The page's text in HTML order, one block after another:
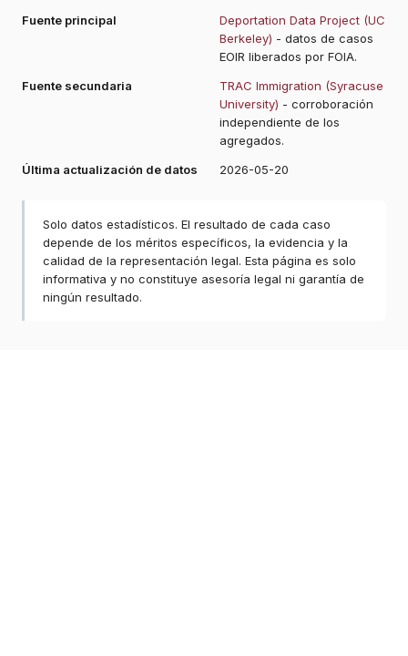
Fuente principal
Deportation Data Project (UC
Berkeley) - datos de casos
EOIR liberados por FOIA.
Fuente secundaria
TRAC Immigration (Syracuse
University) - corroboración
independiente de los
agregados.
Última actualización de datos
2026-05-20
Solo datos estadísticos. El resultado de cada caso
depende de los méritos específicos, la evidencia y la
calidad de la representación legal. Esta página es solo
informativa y no constituye asesoría legal ni garantía de
ningún resultado.